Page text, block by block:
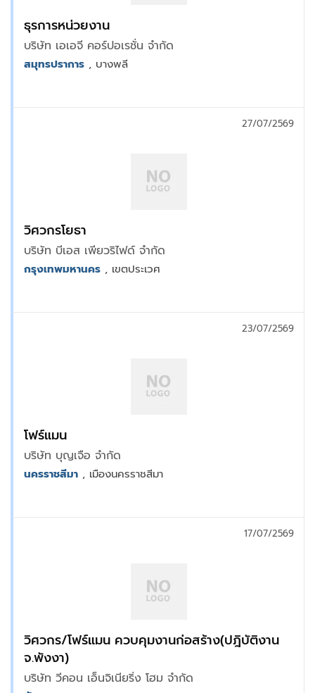
ธุรการหน่วยงาน
บริษัท เอเอจี คอร์ปอเรชั่น จำกัด
สมุทรปราการ , บางพลี
วิศวกรโยธา
บริษัท บีเอส เพียวริไฟด์ จำกัด
27/07/2569
กรุงเทพมหานคร , เขตประเวศ
โฟร์แมน
บริษัท บุญเจือ จำกัด
23/07/2569
นครราชสีมา , เมืองนครราชสีมา
วิศวกร/โฟร์แมน ควบคุมงานก่อสร้าง(ปฎิบัติงาน
จ.พังงา)
บริษัท วีคอน เอ็นจิเนียริ่ง โฮม จำกัด
17/07/2569